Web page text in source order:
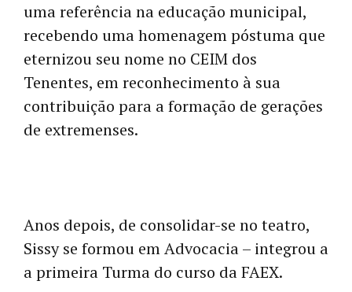
uma referência na educação municipal,
recebendo uma homenagem póstuma que
eternizou seu nome no CEIM dos
Tenentes, em reconhecimento à sua
contribuição para a formação de gerações
de extremenses.
Anos depois, de consolidar-se no teatro,
Sissy se formou em Advocacia – integrou a
a primeira Turma do curso da FAEX.